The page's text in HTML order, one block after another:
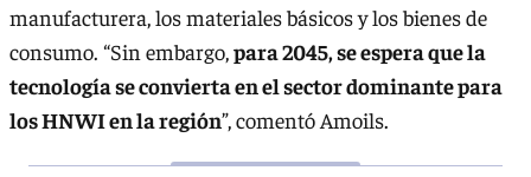
manufacturera, los materiales básicos y los bienes de
consumo. “Sin embargo,para 2045, se espera que la
tecnología se convierta en el sector dominante para
los HNWI en la región”, comentó Amoils.